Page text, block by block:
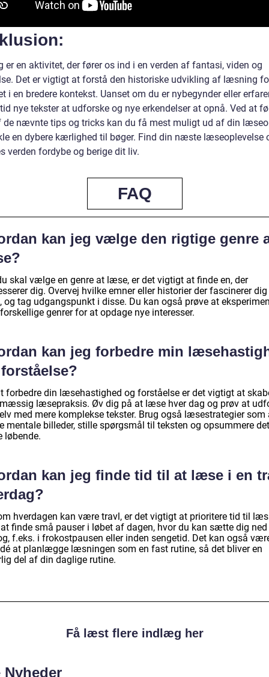
en aktivitet, der fører os ind i en verden af fantasi, viden og
Det er vigtigt at forstå den historiske udvikling af læsning
i en bredere kontekst. Uanset om du er nybegynder eller
nye tekster at udforske og nye erkendelser at opnå. Ved at
de nævnte tips og tricks kan du få mest muligt ud af din
en dybere kærlighed til bøger. Find din næste læseoplevelse
verden fordybe og berige dit liv.
FAQ
kan jeg vælge den rigtige genre
skal vælge en genre at læse, er det vigtigt at finde en, der
dig. Overvej hvilke emner eller historier der fascinerer dig
og tag udgangspunkt i disse. Du kan også prøve at
genrer for at opdage nye interesser.
kan jeg forbedre min
forbedre din læsehastighed og forståelse er det vigtigt at
læsepraksis. Øv dig på at læse hver dag og prøv at
med mere komplekse tekster. Brug også læsestrategier som
mentale billeder, stille spørgsmål til teksten og opsummere det
løbende.
kan jeg finde tid til at læse i en
hverdagen kan være travl, er det vigtigt at prioritere tid til
finde små pauser i løbet af dagen, hvor du kan sætte dig
f.eks. i frokostpausen eller inden sengetid. Det kan også
at planlægge læsningen som en fast rutine, så det bliver en
del af din daglige rutine.
Få læst flere indlæg her
Nyheder